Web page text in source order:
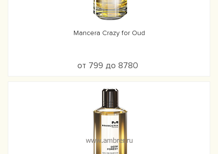
Mancera Crazy for Oud
от 799 до 8780